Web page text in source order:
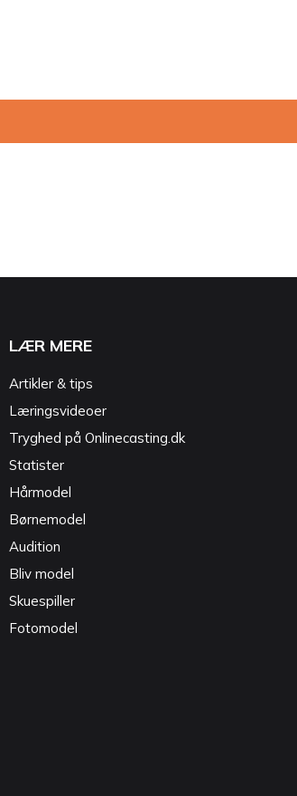
LÆR MERE
Artikler & tips
Læringsvideoer
Tryghed på Onlinecasting.dk
Statister
Hårmodel
Børnemodel
Audition
Bliv model
Skuespiller
Fotomodel